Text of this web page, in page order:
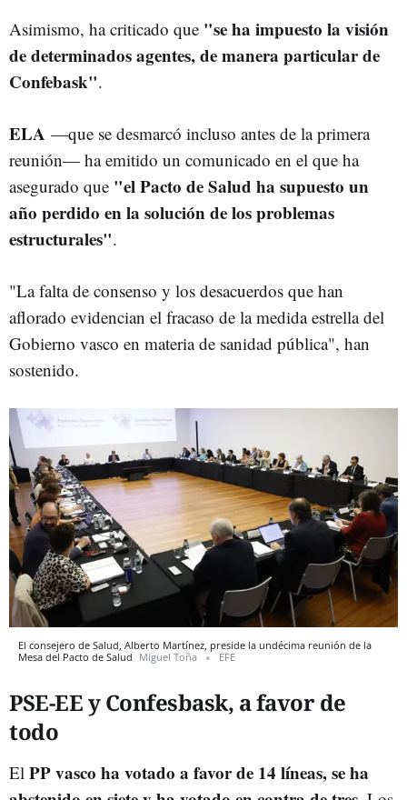
Asimismo, ha criticado que "se ha impuesto la visión
de determinados agentes, de manera particular de
Confebask".
ELA —que se desmarcó incluso antes de la primera
reunión— ha emitido un comunicado en el que ha
asegurado que "el Pacto de Salud ha supuesto un
año perdido en la solución de los problemas
estructurales".
"La falta de consenso y los desacuerdos que han
aflorado evidencian el fracaso de la medida estrella del
Gobierno vasco en materia de sanidad pública", han
sostenido.
El consejero de Salud, Alberto Martínez, preside la undécima reunión de la
Mesa del Pacto de Salud Miguel Toña EFE
PSE-EE y Confesbask, a favor de
todo
El PP vasco ha votado a favor de 14 líneas, se ha